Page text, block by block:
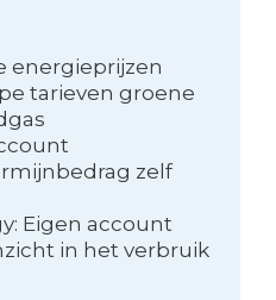
energieprijzen
tarieven groene
zelf
Eigen account
in het verbruik